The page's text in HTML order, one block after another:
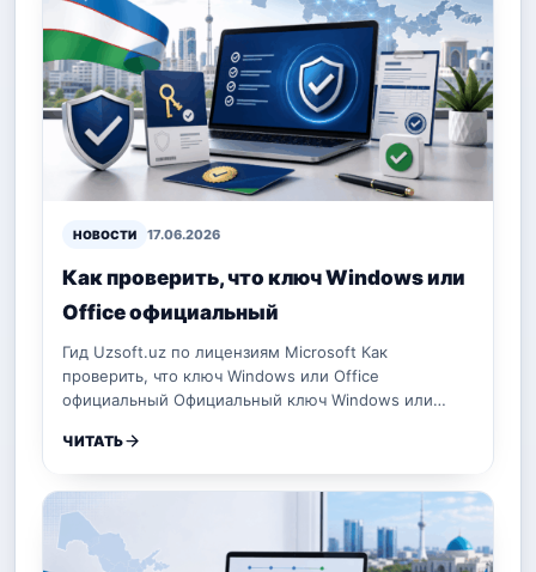
НОВОСТИ 17.06.2026
Как проверить, что ключ Windows или
Office официальный
Гид Uzsoft.uz по лицензиям Microsoft Как
проверить, что ключ Windows или Office
официальный Официальный ключ Windows или…
ЧИТАТЬ